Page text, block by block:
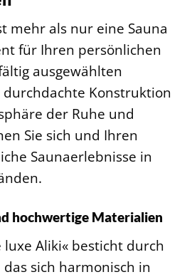
mehr als nur eine Sauna
für Ihren persönlichen
ausgewählten
Konstruktion
der Ruhe und
Sie sich und Ihren
Saunaerlebnisse in
hochwertige Materialien
luxe Aliki« besticht durch
sich harmonisch in